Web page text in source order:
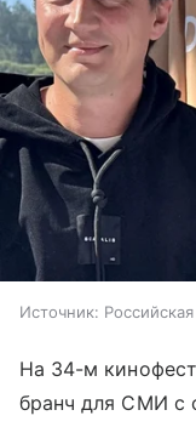
Источник: Российская
На 34-м
бранч для СМИ с